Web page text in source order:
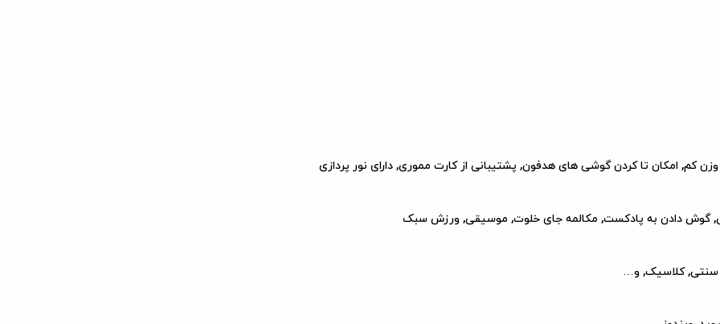
کم, امکان تا کردن گوشی های هدفون, پشتیبانی از کارت مموری, دارای نور پردازی
گوش دادن به پادکست, مکالمه جای خلوت, موسیقی, ورزش سبک
سنتی, کلاسیک, و…